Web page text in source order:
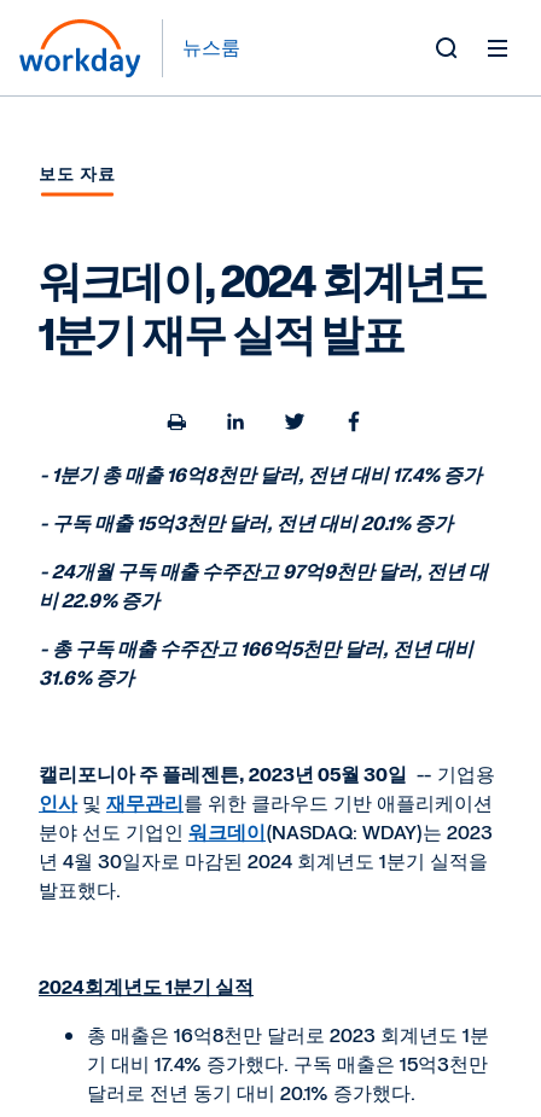
뉴스룸
보도 자료
워크데이, 2024 회계년도
1분기 재무 실적 발표
Open
printable
version
this
Share
LinkedIn
Share
Twitter
Share
Facebook
- 1분기 총 매출16억8천만 달러, 전년 대비17.4%증가
- 구독 매출15억3천만 달러, 전년 대비20.1%증가
- 24개월 구독 매출 수주잔고97억9천만 달러, 전년 대
비22.9%증가
- 총 구독 매출 수주잔고166억5천만 달러, 전년 대비
31.6%증가
캘리포니아 주 플레젠튼, 2023년05월30일 -- 기업용
인사및 재무관리를 위한 클라우드 기반 애플리케이션
분야 선도 기업인 워크데이(NASDAQ: WDAY)는 2023
년 4월 30일자로 마감된 2024 회계년도 1분기 실적을
발표했다.
2024회계년도1분기 실적
총 매출은 16억8천만 달러로 2023 회계년도 1분
기 대비 17.4% 증가했다. 구독 매출은 15억3천만
달러로 전년 동기 대비 20.1% 증가했다.